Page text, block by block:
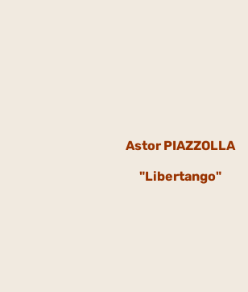
Astor PIAZZOLLA
"Libertango"